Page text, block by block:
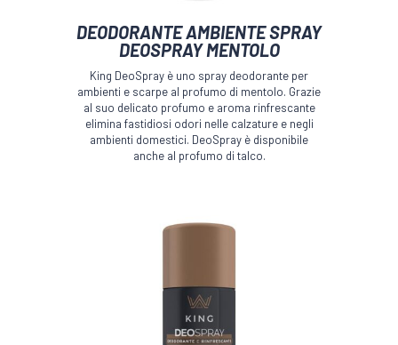
prodotto
varianti.
opzioni
possono
DEODORANTE AMBIENTE SPRAY
DEOSPRAY MENTOLO
King DeoSpray è uno spray deodorante per
ambienti e scarpe al profumo di mentolo. Grazie
al suo delicato profumo e aroma rinfrescante
elimina fastidiosi odori nelle calzature e negli
ambienti domestici. DeoSpray è disponibile
anche al profumo di talco.